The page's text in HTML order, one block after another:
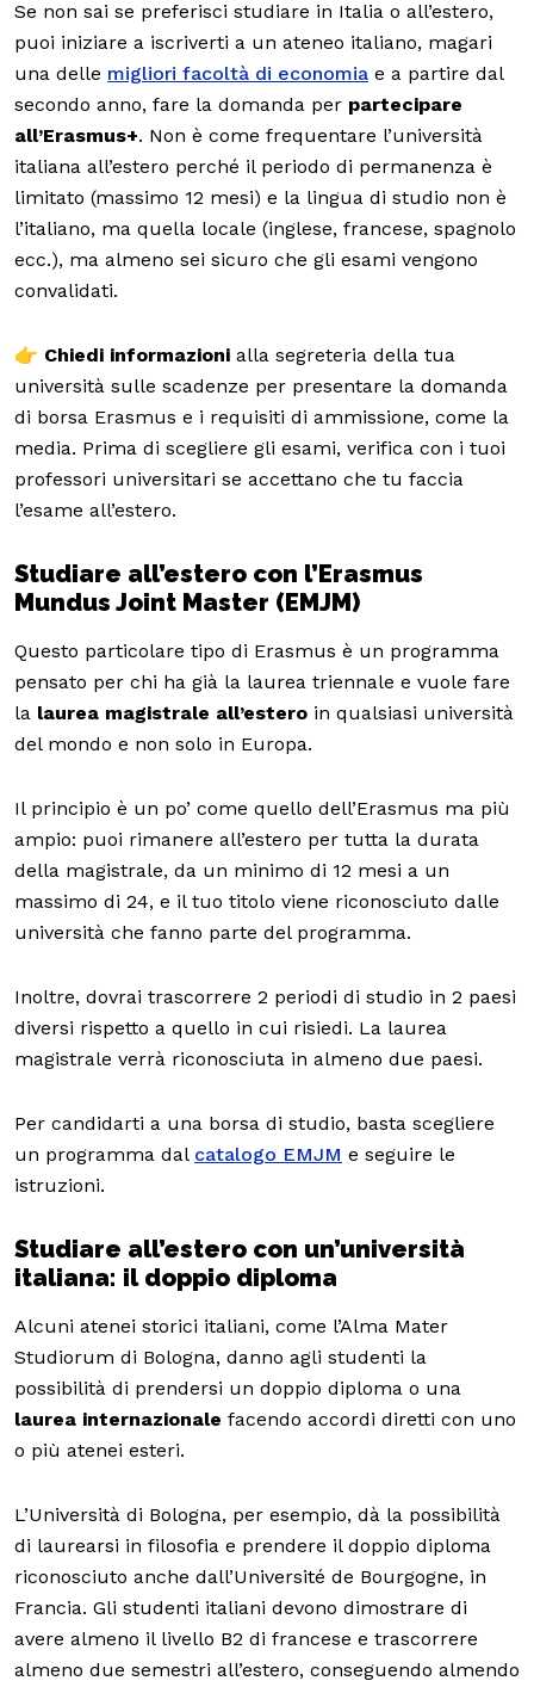
Se non sai se preferisci studiare in Italia o all’estero,
puoi iniziare a iscriverti a un ateneo italiano, magari
una delle migliori facoltà di economia e a partire dal
secondo anno, fare la domanda per partecipare
all’Erasmus+. Non è come frequentare l’università
italiana all’estero perché il periodo di permanenza è
limitato (massimo 12 mesi) e la lingua di studio non è
l’italiano, ma quella locale (inglese, francese, spagnolo
ecc.), ma almeno sei sicuro che gli esami vengono
convalidati.
👉 Chiedi informazioni alla segreteria della tua
università sulle scadenze per presentare la domanda
di borsa Erasmus e i requisiti di ammissione, come la
media. Prima di scegliere gli esami, verifica con i tuoi
professori universitari se accettano che tu faccia
l’esame all’estero.
Studiare all’estero con l’Erasmus
Mundus Joint Master (EMJM)
Questo particolare tipo di Erasmus è un programma
pensato per chi ha già la laurea triennale e vuole fare
la laurea magistrale all’estero in qualsiasi università
del mondo e non solo in Europa.
Il principio è un po’ come quello dell’Erasmus ma più
ampio: puoi rimanere all’estero per tutta la durata
della magistrale, da un minimo di 12 mesi a un
massimo di 24, e il tuo titolo viene riconosciuto dalle
università che fanno parte del programma.
Inoltre, dovrai trascorrere 2 periodi di studio in 2 paesi
diversi rispetto a quello in cui risiedi. La laurea
magistrale verrà riconosciuta in almeno due paesi.
Per candidarti a una borsa di studio, basta scegliere
un programma dal catalogo EMJM e seguire le
istruzioni.
Studiare all’estero con un’università
italiana: il doppio diploma
Alcuni atenei storici italiani, come l’Alma Mater
Studiorum di Bologna, danno agli studenti la
possibilità di prendersi un doppio diploma o una
laurea internazionale facendo accordi diretti con uno
o più atenei esteri.
L’Università di Bologna, per esempio, dà la possibilità
di laurearsi in filosofia e prendere il doppio diploma
riconosciuto anche dall’Université de Bourgogne, in
Francia. Gli studenti italiani devono dimostrare di
avere almeno il livello B2 di francese e trascorrere
almeno due semestri all’estero, conseguendo almendo